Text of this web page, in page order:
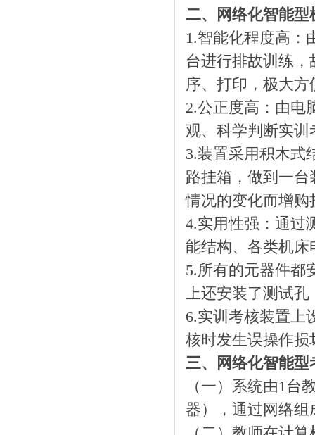
二、网络化智能
1.智能化程度高：
台进行排故训练
序、打印，极大
2.公正度高：由电
观、科学判断实训
3.装置采用积木式
路挂箱，做到一
情况的变化而增
4.实用性强：通过
能结构、各类机床
5.所有的元器件都
上还安装了测试
6.实训考核装置上
核时发生误操作损
三、网络化智能
（一）系统由1台
器），通过网络